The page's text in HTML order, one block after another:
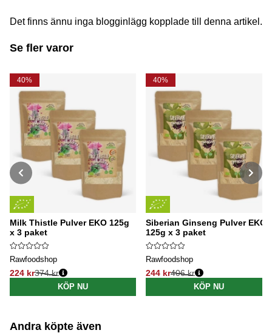
Det finns ännu inga blogginlägg kopplade till denna artikel.
Se fler varor
40%
Milk Thistle Pulver EKO 125g
x 3 paket
Rawfoodshop
224 kr
Ordinarie pris:
374 kr
KÖP NU
40%
Siberian Ginseng Pulver EKO
125g x 3 paket
Rawfoodshop
244 kr
Ordinarie pris:
406 kr
KÖP NU
Andra köpte även